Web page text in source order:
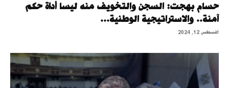
حسام بهجت: السجن والتخويف منه ليسا أداة حكم
آمنة.. والاستراتيجية الوطنية...
أغسطس 12, 2024